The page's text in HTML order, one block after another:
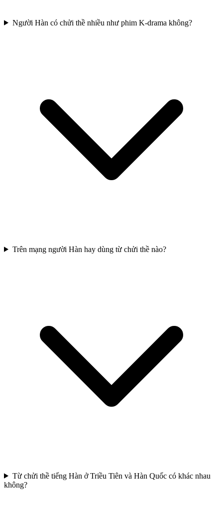
Người Hàn có chửi thề nhiều như phim K-drama không?
Trên mạng người Hàn hay dùng từ chửi thề nào?
Từ chửi thề tiếng Hàn ở Triều Tiên và Hàn Quốc có khác nhau
không?